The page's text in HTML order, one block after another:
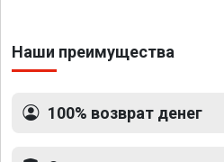
Наши преимущества
100% возврат денег